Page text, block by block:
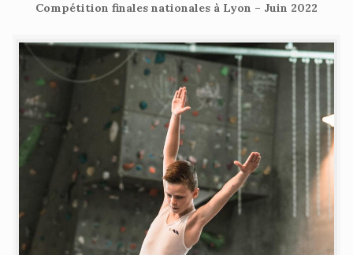
Compétition finales nationales à Lyon – Juin 2022